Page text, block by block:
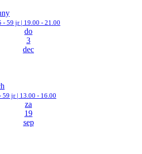
- 59 jr | 19.00 - 21.00
do
3
dec
59 jr | 13.00 - 16.00
za
19
sep